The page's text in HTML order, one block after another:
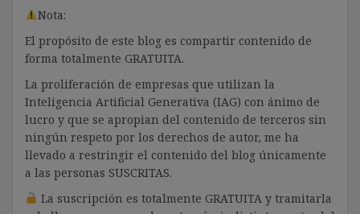
Nota:
El propósito de este blog es compartir contenido de
forma totalmente GRATUITA.
La proliferación de empresas que utilizan la
Inteligencia Artificial Generativa (IAG) con ánimo de
lucro y que se apropian del contenido de terceros sin
ningún respeto por los derechos de autor, me ha
llevado a restringir el contenido del blog únicamente
a las personas SUSCRITAS.
La suscripción es totalmente GRATUITA y tramitarla